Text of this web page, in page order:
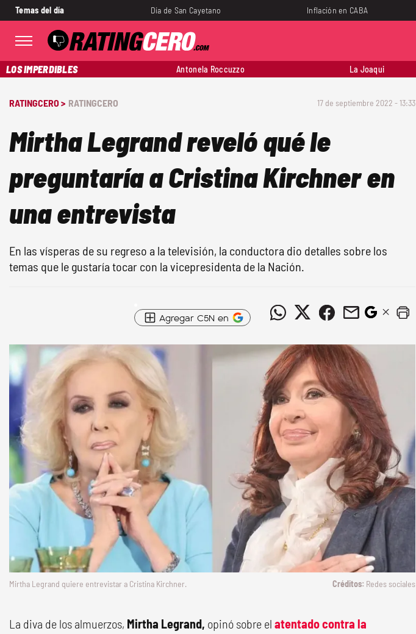
Temas del día Día de San Cayetano Inflación en CABA
LOS IMPERDIBLES Antonela Roccuzzo La Joaqui
RATINGCERO > RATINGCERO 17 de septiembre 2022 - 13:33
Mirtha Legrand reveló qué le
preguntaría a Cristina Kirchner en
una entrevista
En las vísperas de su regreso a la televisión, la conductora dio detalles sobre los
temas que le gustaría tocar con la vicepresidenta de la Nación.
Agregar C5N en
Mirtha Legrand quiere entrevistar a Cristina Kirchner. Redes sociales
La diva de los almuerzos, Mirtha Legrand, opinó sobre el atentado contra la